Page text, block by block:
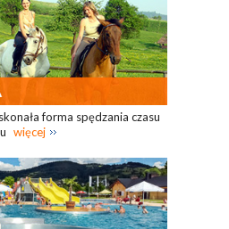
forma spędzania czasu
więcej